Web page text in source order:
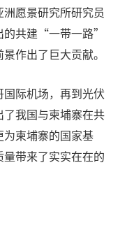
愿景研究所研究员
共建“一带一路”
作出了巨大贡献。
际机场，再到光伏
我国与柬埔寨在共
柬埔寨的国家基
带来了实实在在的